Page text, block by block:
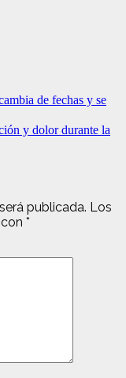
de fechas y se
y dolor durante la
publicada. Los
*